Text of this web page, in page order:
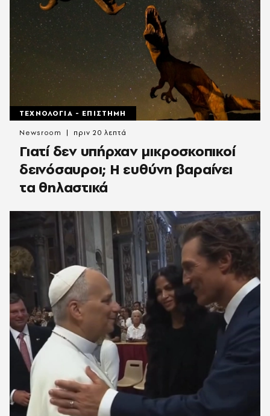
ΤΕΧΝΟΛΟΓΙΑ - ΕΠΙΣΤΗΜΗ
Γιατί δεν υπήρχαν μικροσκοπικοί
δεινόσαυροι; Η ευθύνη βαραίνει
τα θηλαστικά
Newsroom πριν 20 λεπτά